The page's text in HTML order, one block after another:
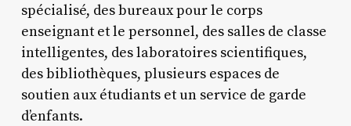
spécialisé, des bureaux pour le corps
enseignant et le personnel, des salles de classe
intelligentes, des laboratoires scientifiques,
des bibliothèques, plusieurs espaces de
soutien aux étudiants et un service de garde
d’enfants.